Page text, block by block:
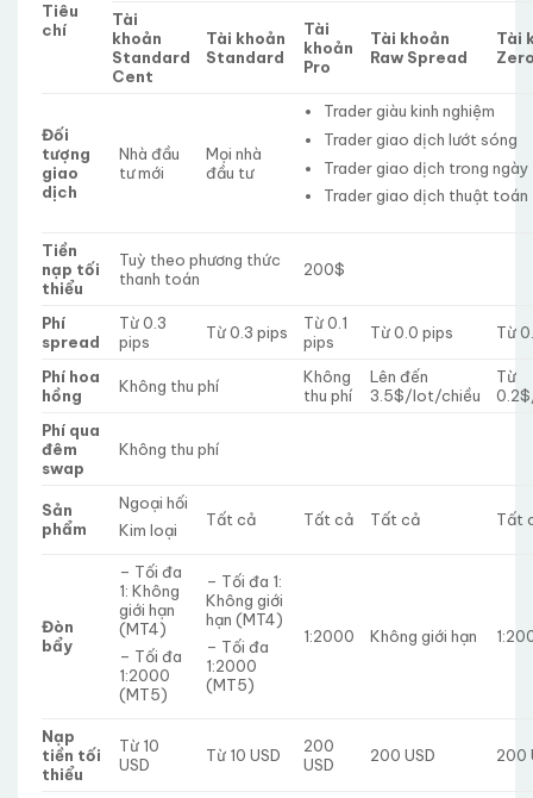
Tiêu
chí
Tài
khoản
Standard
Cent
Tài khoản
Standard
Tài
khoản
Pro
Tài khoản
Raw Spread
Tài
Đối
tượng
giao
dịch
Nhà đầu
tư mới
Mọi nhà
đầu tư
Trader giàu kinh nghiệm
Trader giao dịch lướt sóng
Trader giao dịch trong ngày
Trader giao dịch thuật toán
Tiền
nạp tối
thiểu
Tuỳ theo phương thức
thanh toán
200$
Phí
spread
Từ 0.3
pips
Từ 0.3 pips
Từ 0.1
pips
Từ 0.0 pips Từ
Phí hoa
hồng
Không thu phí
Không
thu phí
Lên đến
3.5$/lot/chiều
Từ
Phí qua
đêm
swap
Không thu phí
Sản
phẩm
Ngoại hối
Kim loại
Tất cả Tất cả Tất cả Tất
Đòn
bẩy
– Tối đa
1: Không
giới hạn
(MT4)
– Tối đa
1:2000
(MT5)
– Tối đa 1:
Không giới
hạn (MT4)
– Tối đa
1:2000
(MT5)
1:2000 Không giới hạn
Nạp
tiền tối
thiểu
Từ 10
USD
Từ 10 USD
200
USD
200 USD 200